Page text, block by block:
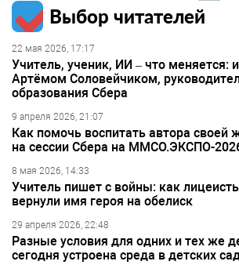
Выбор читателей
22 мая 2026, 17:17
Учитель, ученик, ИИ – что меняется:
Артёмом Соловейчиком,
образования Сбера
9 апреля 2026, 21:07
Как помочь воспитать автора своей
на сессии Сбера на ММСО.ЭКСПО-
8 мая 2026, 14:33
Учитель пишет с войны: как
вернули имя героя на обелиск
29 апреля 2026, 22:48
Разные условия для одних и тех же
сегодня устроена среда в детских